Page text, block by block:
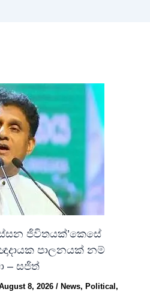
ජිවිතයක්’කෙසේ
පාලනයක් නම්
– සජිත්
8, 2026/ News, Political,